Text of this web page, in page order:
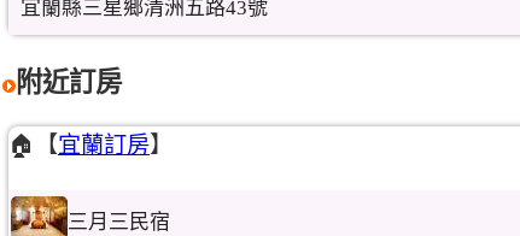
宜蘭縣三星鄉清洲五路43號
附近訂房
🏠【宜蘭訂房】
三月三民宿